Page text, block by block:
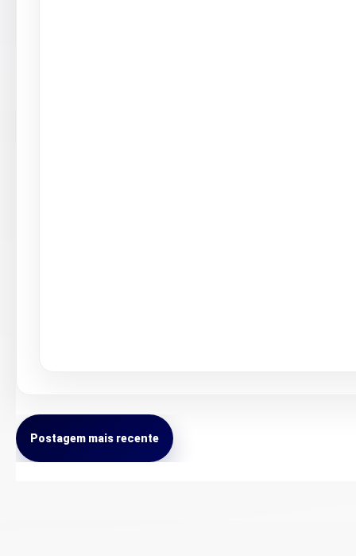
Postagem mais recente